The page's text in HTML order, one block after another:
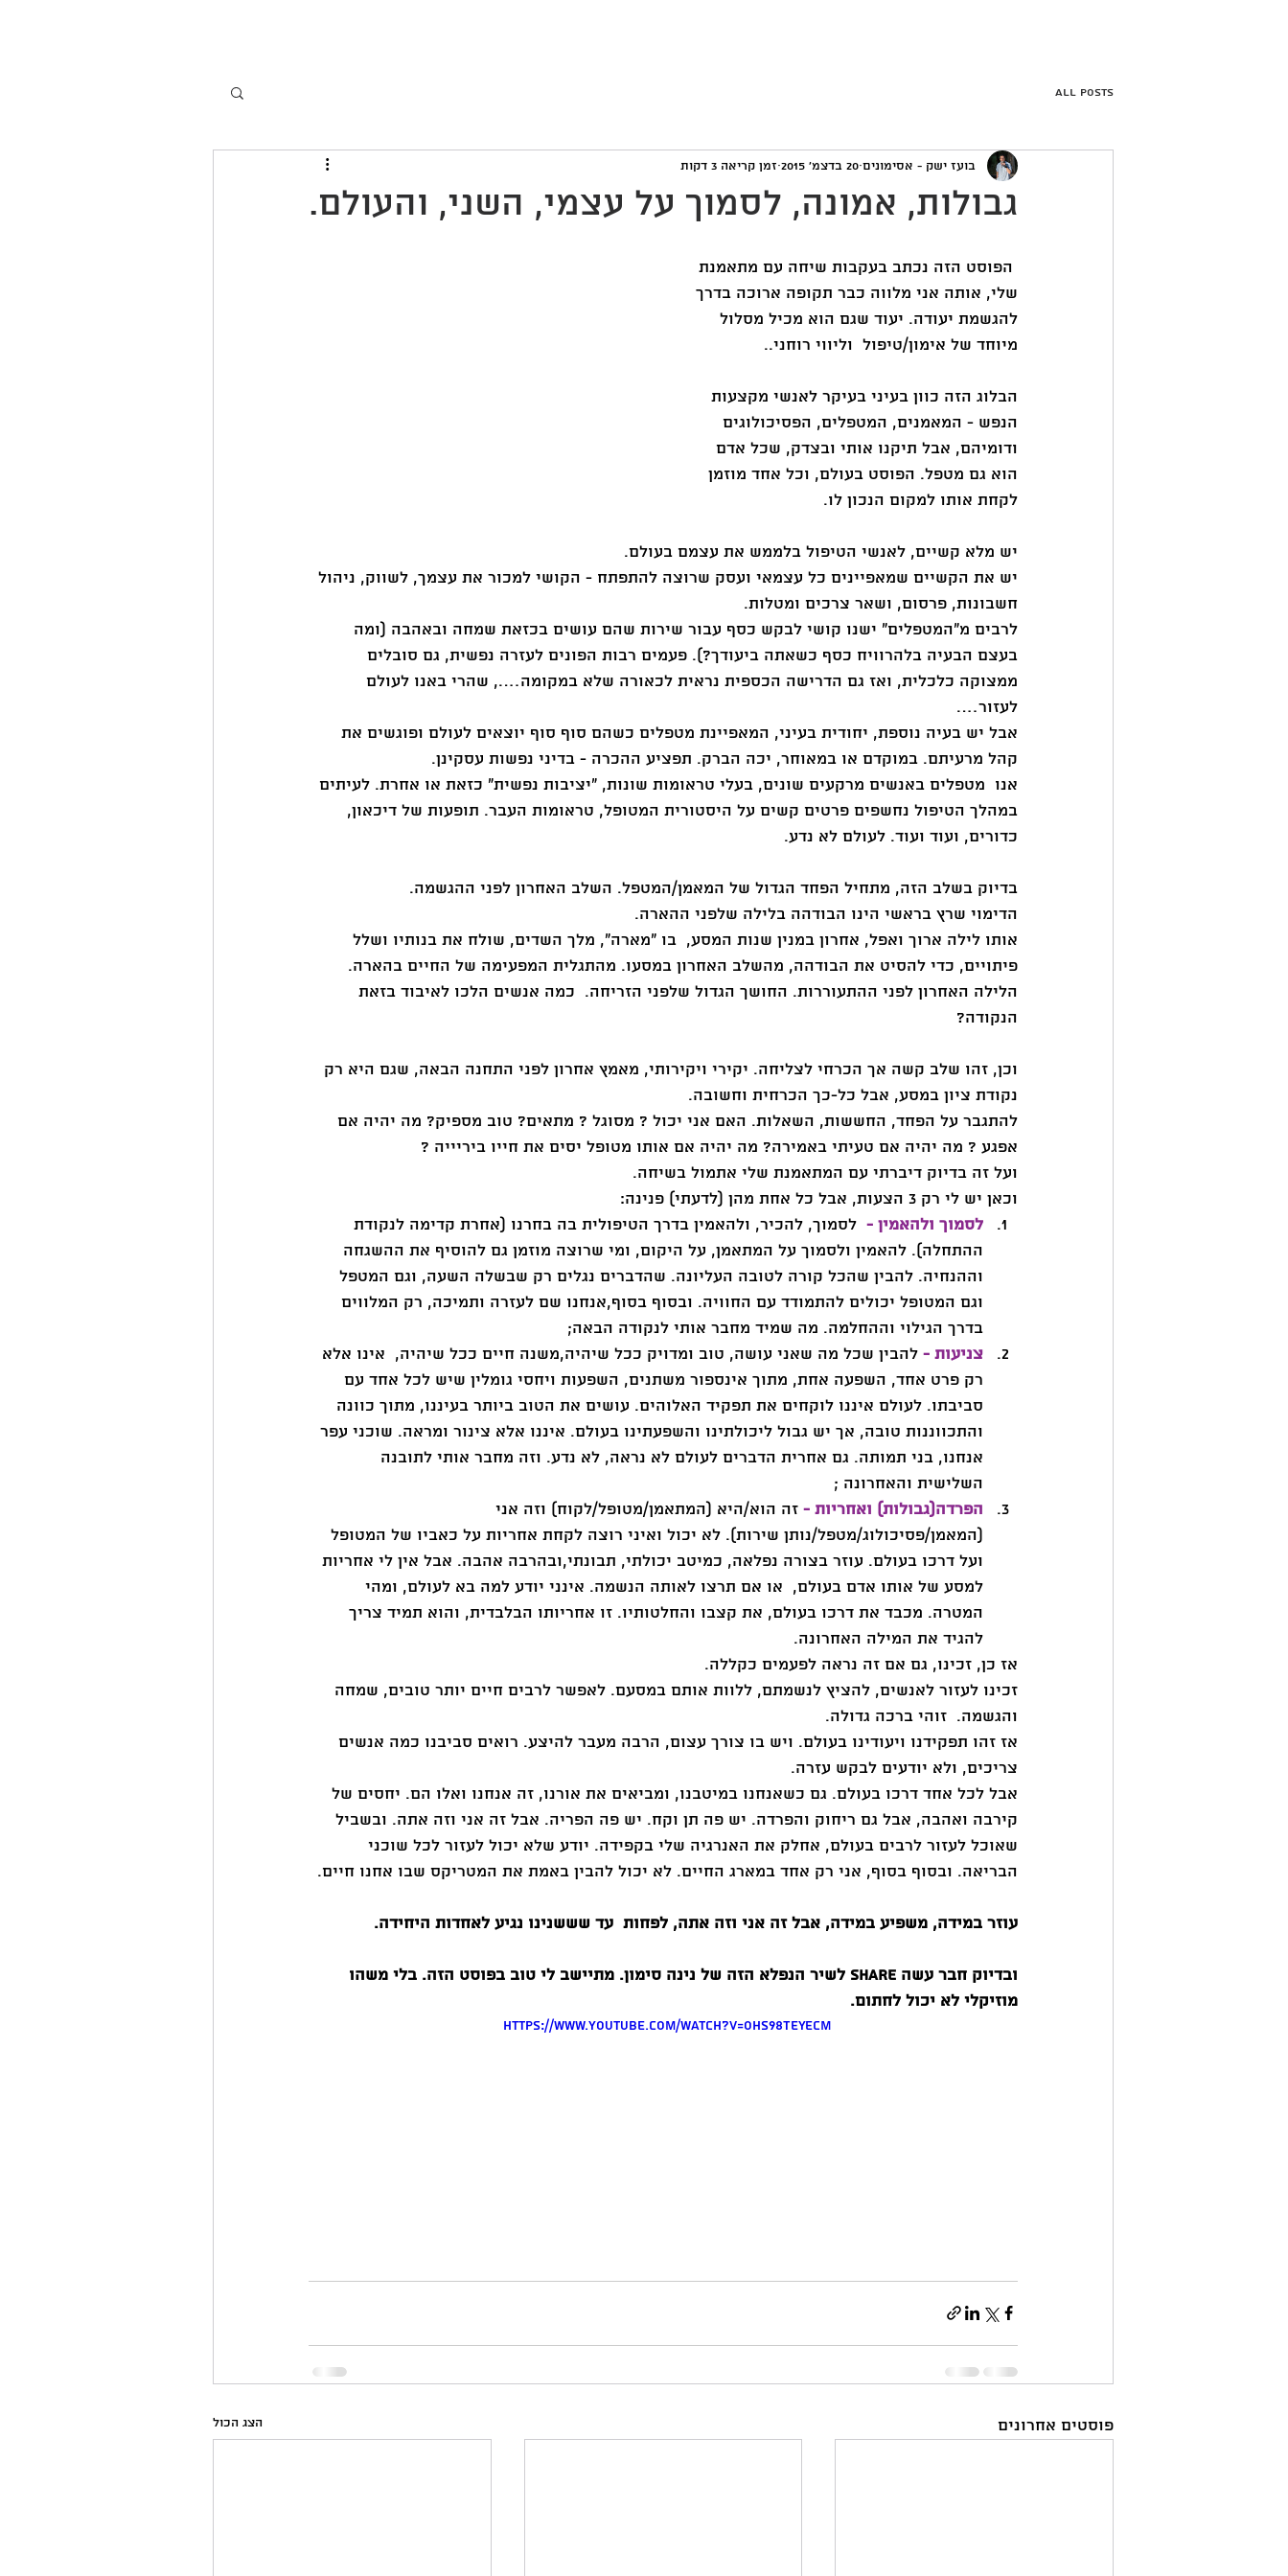
All Posts
גבולות, אמונה, לסמוך על עצמי, השני, והעולם.
בועז ישק - אסימונים 20 בדצמ׳ 2015 זמן קריאה 3 דקות
הפוסט הזה נכתב בעקבות שיחה עם מתאמנת
שלי, אותה אני מלווה כבר תקופה ארוכה בדרך
להגשמת יעודה. יעוד שגם הוא מכיל מסלול
מיוחד של אימון/טיפול  וליווי רוחני..
הבלוג הזה כוון בעיני בעיקר לאנשי מקצעות
הנפש - המאמנים, המטפלים, הפסיכולוגים
ודומיהם, אבל תיקנו אותי ובצדק, שכל אדם
הוא גם מטפל. הפוסט בעולם, וכל אחד מוזמן
לקחת אותו למקום הנכון לו.
יש מלא קשיים, לאנשי הטיפול בלממש את עצמם בעולם.
יש את הקשיים שמאפיינים כל עצמאי ועסק שרוצה להתפתח - הקושי למכור את עצמך, לשווק, ניהול
חשבונות, פרסום, ושאר צרכים ומטלות.
לרבים מ"המטפלים" ישנו קושי לבקש כסף עבור שירות שהם עושים בכזאת שמחה ובאהבה (ומה
בעצם הבעיה בלהרוויח כסף כשאתה ביעודך?). פעמים רבות הפונים לעזרה נפשית, גם סובלים
ממצוקה כלכלית, ואז גם הדרישה הכספית נראית לכאורה שלא במקומה…., שהרי באנו לעולם
לעזור….
אבל יש בעיה נוספת, יחודית בעיני, המאפיינת מטפלים כשהם סוף סוף יוצאים לעולם ופוגשים את
קהל מרעיתם. במוקדם או במאוחר, יכה הברק. תפציע ההכרה - בדיני נפשות עסקינן.
אנו  מטפלים באנשים מרקעים שונים, בעלי טראומות שונות, "יציבות נפשית" כזאת או אחרת. לעיתים
במהלך הטיפול נחשפים פרטים קשים על היסטורית המטופל, טראומות העבר. תופעות של דיכאון,
כדורים, ועוד ועוד. לעולם לא נדע.
בדיוק בשלב הזה, מתחיל הפחד הגדול של המאמן/המטפל. השלב האחרון לפני ההגשמה.
הדימוי שרץ בראשי הינו הבודהה בלילה שלפני ההארה.
אותו לילה ארוך ואפל, אחרון במנין שנות המסע,  בו "מארה", מלך השדים, שולח את בנותיו ושלל
פיתויים, כדי להסיט את הבודהה, מהשלב האחרון במסעו. מהתגלית המפעימה של החיים בהארה.
הלילה האחרון לפני ההתעוררות. החושך הגדול שלפני הזריחה.  כמה אנשים הלכו לאיבוד בזאת
הנקודה?
וכן, זהו שלב קשה אך הכרחי לצליחה. יקירי ויקירותי, מאמץ אחרון לפני התחנה הבאה, שגם היא רק
נקודת ציון במסע, אבל כל-כך הכרחית וחשובה.
להתגבר על הפחד, החששות, השאלות. האם אני יכול ? מסוגל ? מתאים? טוב מספיק? מה יהיה אם
אפגע ? מה יהיה אם טעיתי באמירה? מה יהיה אם אותו מטופל יסים את חייו ביריייה ?
ועל זה בדיוק דיברתי עם המתאמנת שלי אתמול בשיחה.
וכאן יש לי רק 3 הצעות, אבל כל אחת מהן (לדעתי) פנינה:
לסמוך ולהאמין - לסמוך, להכיר, ולהאמין בדרך הטיפולית בה בחרנו (אחרת קדימה לנקודת
ההתחלה). להאמין ולסמוך על המתאמן, על היקום, ומי שרוצה מוזמן גם להוסיף את ההשגחה
וההנחיה. להבין שהכל קורה לטובה העליונה. שהדברים נגלים רק שבשלה השעה, וגם המטפל
וגם המטופל יכולים להתמודד עם החוויה. ובסוף בסוף,אנחנו שם לעזרה ותמיכה, רק המלווים
בדרך הגילוי וההחלמה. מה שמיד מחבר אותי לנקודה הבאה;
צניעות - להבין שכל מה שאני עושה, טוב ומדויק ככל שיהיה,משנה חיים ככל שיהיה,  אינו אלא
רק פרט אחד, השפעה אחת, מתוך אינספור משתנים, השפעות ויחסי גומלין שיש לכל אחד עם
סביבתו. לעולם איננו לוקחים את תפקיד האלוהים. עושים את הטוב ביותר בעיננו, מתוך כוונה
והתכווננות טובה, אך יש גבול ליכולתינו והשפעתינו בעולם. איננו אלא צינור ומראה. שוכני עפר
אנחנו, בני תמותה. גם אחרית הדברים לעולם לא נראה, לא נדע. וזה מחבר אותי לתובנה
השלישית והאחרונה ;
הפרדה(גבולות) ואחריות - זה הוא/היא (המתאמן/מטופל/לקוח) וזה אני
(המאמן/פסיכולוג/מטפל/נותן שירות). לא יכול ואיני רוצה לקחת אחריות על כאביו של המטופל
ועל דרכו בעולם. עוזר בצורה נפלאה, כמיטב יכולתי, תבונתי,ובהרבה אהבה. אבל אין לי אחריות
למסע של אותו אדם בעולם,  או אם תרצו לאותה הנשמה. אינני יודע למה בא לעולם, ומהי
המטרה. מכבד את דרכו בעולם, את קצבו והחלטותיו. זו אחריותו הבלבדית, והוא תמיד צריך
להגיד את המילה האחרונה.
אז כן, זכינו, גם אם זה נראה לפעמים כקללה.
זכינו לעזור לאנשים, להציץ לנשמתם, ללוות אותם במסעם. לאפשר לרבים חיים יותר טובים, שמחה
והגשמה.  זוהי ברכה גדולה.
אז זהו תפקידנו ויעודינו בעולם. ויש בו צורך עצום, הרבה מעבר להיצע. רואים סביבנו כמה אנשים
צריכים, ולא יודעים לבקש עזרה.
אבל לכל אחד דרכו בעולם. גם כשאנחנו במיטבנו, ומביאים את אורנו, זה אנחנו ואלו הם. יחסים של
קירבה ואהבה, אבל גם ריחוק והפרדה. יש פה תן וקח. יש פה הפריה. אבל זה אני וזה אתה. ובשביל
שאוכל לעזור לרבים בעולם, אחלק את האנרגיה שלי בקפידה. יודע שלא יכול לעזור לכל שוכני
הבריאה. ובסוף בסוף, אני רק אחד במארג החיים. לא יכול להבין באמת את המטריקס שבו אחנו חיים.
עוזר במידה, משפיע במידה, אבל זה אני וזה אתה, לפחות  עד שששנינו נגיע לאחדות היחידה.
ובדיוק חבר עשה share לשיר הנפלא הזה של נינה סימון. מתיישב לי טוב בפוסט הזה. בלי משהו
מוזיקלי לא יכול לחתום.
https://www.youtube.com/watch?v=oHs98TEYecM
פוסטים אחרונים הצג הכול